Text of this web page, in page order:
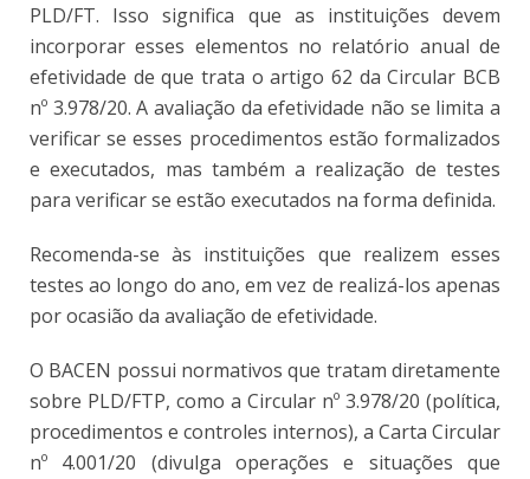
PLD/FT. Isso significa que as instituições devem
incorporar esses elementos no relatório anual de
efetividade de que trata o artigo 62 da Circular BCB
nº 3.978/20. A avaliação da efetividade não se limita a
verificar se esses procedimentos estão formalizados
e executados, mas também a realização de testes
para verificar se estão executados na forma definida.
Recomenda-se às instituições que realizem esses
testes ao longo do ano, em vez de realizá-los apenas
por ocasião da avaliação de efetividade.
O BACEN possui normativos que tratam diretamente
sobre PLD/FTP, como a Circular nº 3.978/20 (política,
procedimentos e controles internos), a Carta Circular
nº 4.001/20 (divulga operações e situações que